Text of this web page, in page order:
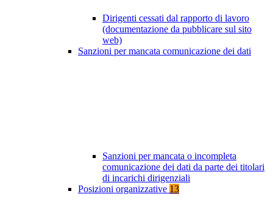
Dirigenti cessati dal rapporto di lavoro
(documentazione da pubblicare sul sito
web)
Sanzioni per mancata comunicazione dei dati
Sanzioni per mancata o incompleta
comunicazione dei dati da parte dei titolari
di incarichi dirigenziali
Posizioni organizzative 13